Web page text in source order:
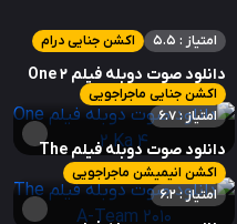
اکشن جنایی درام امتیاز : 5.5
دانلود صوت دوبله فیلم One 2
Ka 4
اکشن جنایی ماجراجویی
امتیاز : 6.7
دانلود صوت دوبله فیلم The
A-Team 2010
اکشن انیمیشن ماجراجویی
امتیاز : 6.2